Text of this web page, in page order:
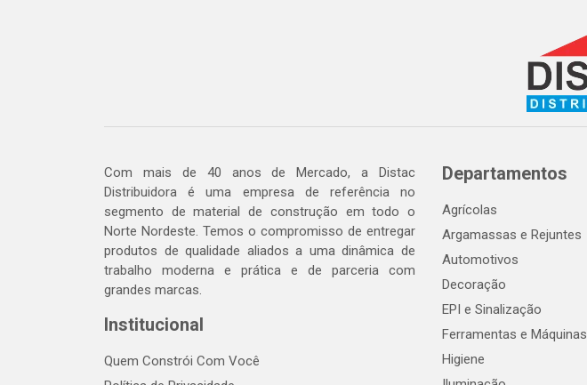
Com mais de 40 anos de Mercado, a Distac
Distribuidora é uma empresa de referência no
segmento de material de construção em todo o
Norte Nordeste. Temos o compromisso de entregar
produtos de qualidade aliados a uma dinâmica de
trabalho moderna e prática e de parceria com
grandes marcas.
Institucional
Quem Constrói Com Você
Departamentos
Agrícolas
Argamassas e Rejuntes
Automotivos
Decoração
EPI e Sinalização
Ferramentas e Máquinas
Higiene